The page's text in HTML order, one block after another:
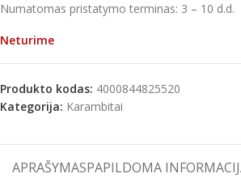
Numatomas pristatymo terminas: 3 – 10 d.d.
Neturime
Produkto kodas: 4000844825520
Kategorija: Karambitai
APRAŠYMASPAPILDOMA